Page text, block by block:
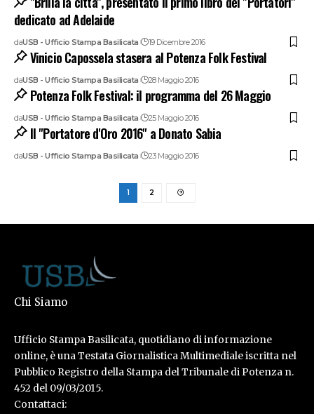
dedicato ad Adelaide
daUSB - Ufficio Stampa Basilicata 19 Dicembre 2016
Vinicio Capossela stasera al Potenza Folk Festival
daUSB - Ufficio Stampa Basilicata 28 Maggio 2016
Potenza Folk Festival: il programma del 26 Maggio
daUSB - Ufficio Stampa Basilicata 25 Maggio 2016
Il "Portatore d'Oro 2016" a Donato Sabia
daUSB - Ufficio Stampa Basilicata 23 Maggio 2016
1 2
Chi Siamo
Ufficio Stampa Basilicata, quotidiano di informazione
online, è una Testata Giornalistica Multimediale iscritta nel
Pubblico Registro della Stampa del Tribunale di Potenza n.
452 del 09/03/2015.
Contattaci: